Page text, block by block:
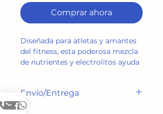
Comprar ahora
Diseñada para atletas y amantes
del fitness, esta poderosa mezcla
de nutrientes y electrolitos ayuda
después del ejercicio intenso.
Envío/Entrega
Nos comunicaremos con usted